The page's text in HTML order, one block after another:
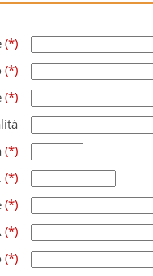
(*)
(*)
(*)
(*)
(*)
(*)
(*)
(*)